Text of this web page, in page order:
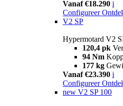
Vanaf €18.290 i
Configureer
V2 SP
Hypermotard V2
120,4 pk
94 Nm
177 kg
Vanaf €23.390 i
Configureer
new V2 SP 100